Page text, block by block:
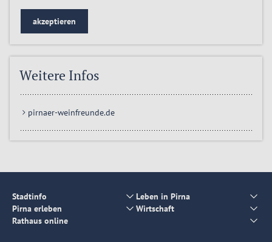
akzeptieren
Weitere Infos
pirnaer-weinfreunde.de
Stadtinfo
Leben in Pirna
Pirna erleben
Wirtschaft
Rathaus online